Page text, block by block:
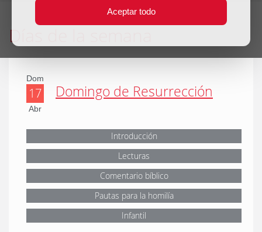
Aceptar todo
Días de la semana
Dom
17
Abr
Domingo de Resurrección
Introducción
Lecturas
Comentario bíblico
Pautas para la homilía
Infantil